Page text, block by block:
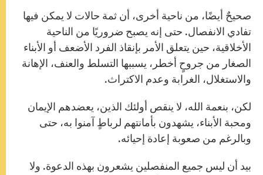
صحيحٌ أيضًا، من ناحية أخرى، أن ثمة حالات لا يمكن فيها
تفادي الانفصال. حتى إنه يصبح ضروريًا من الناحية
الأخلاقية، حين يتعلق الأمر بإنقاذ الفرد الأضعف أو الأبناء
الصغار من جروحٍ أخطر، يسببها التسلط والعنف، الإهانة
والاستغلال، الغرابة وعدم الاكتراث.
لكن، بنعمة الله، لا ينقص أولئك الذين، يعضدهم الإيمان
ومحبة الأبناء، يشهدون بأمانتهم لرباطٍ آمنوا به، حتى
وبالرغم من صعوبة إعادة إحيائه.
بيد أن ليس جميع المنفصلين يشعرون بهذه الدعوة. ولا